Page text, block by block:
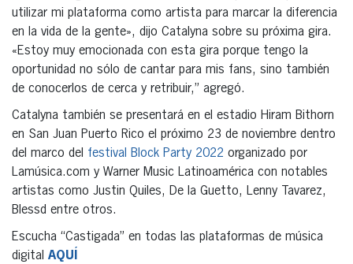
utilizar mi plataforma como artista para marcar la diferencia
en la vida de la gente», dijo Catalyna sobre su próxima gira.
«Estoy muy emocionada con esta gira porque tengo la
oportunidad no sólo de cantar para mis fans, sino también
de conocerlos de cerca y retribuir,” agregó.
Catalyna también se presentará en el estadio Hiram Bithorn
en San Juan Puerto Rico el próximo 23 de noviembre dentro
del marco del festival Block Party 2022 organizado por
Lamúsica.com y Warner Music Latinoamérica con notables
artistas como Justin Quiles, De la Guetto, Lenny Tavarez,
Blessd entre otros.
Escucha “Castigada” en todas las plataformas de música
digital AQUÍ